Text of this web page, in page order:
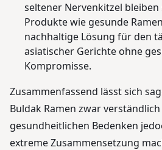
seltener Nervenkitzel bleiben
Produkte wie gesunde
nachhaltige Lösung für den
asiatischer Gerichte ohne
Kompromisse.
Zusammenfassend lässt sich
Buldak Ramen zwar
gesundheitlichen Bedenken
extreme Zusammensetzung